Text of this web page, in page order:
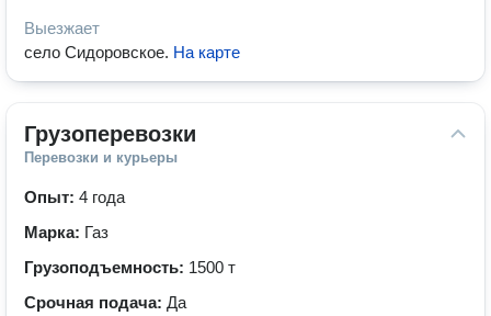
Выезжает
село Сидоровское. На карте
Грузоперевозки
Перевозки и курьеры
Опыт: 4 года
Марка: Газ
Грузоподъемность: 1500 т
Срочная подача: Да